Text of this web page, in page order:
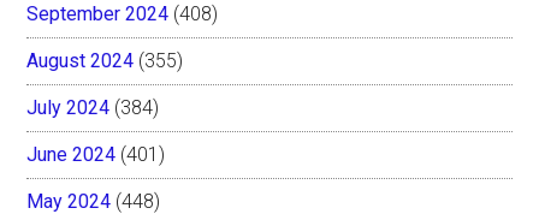
September 2024 (408)
August 2024 (355)
July 2024 (384)
June 2024 (401)
May 2024 (448)